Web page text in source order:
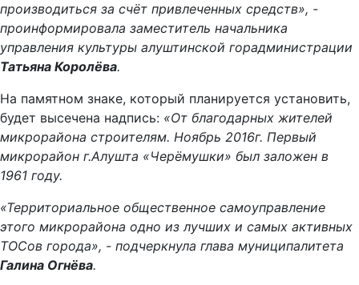
производиться за счёт привлеченных средств», -
проинформировала заместитель начальника
управления культуры алуштинской горадминистрации
Татьяна Королёва.
На памятном знаке, который планируется установить,
будет высечена надпись: «От благодарных жителей
микрорайона строителям. Ноябрь 2016г. Первый
микрорайон г.Алушта «Черёмушки» был заложен в
1961 году.
«Территориальное общественное самоуправление
этого микрорайона одно из лучших и самых активных
ТОСов города», - подчеркнула глава муниципалитета
Галина Огнёва.